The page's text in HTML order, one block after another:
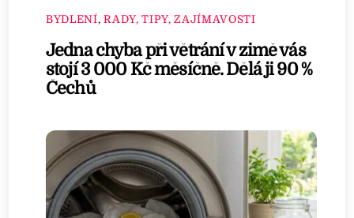
BYDLENÍ,RADY, TIPY, ZAJÍMAVOSTI
Jedna chyba při větrání v zimě vás
stojí 3 000 Kč měsíčně. Dělá ji 90 %
Čechů